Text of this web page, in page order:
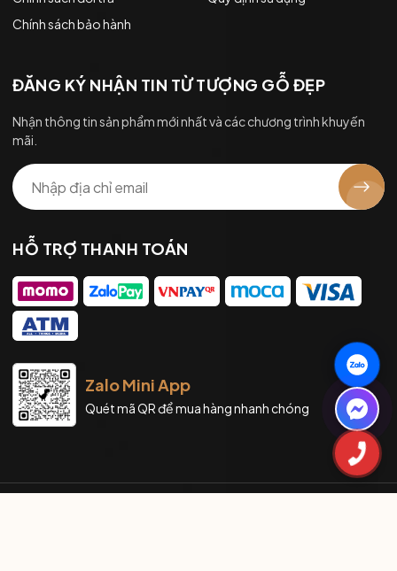
Chính sách bảo hành
ĐĂNG KÝ NHẬN TIN TỪ TƯỢNG GỖ ĐẸP
Nhận thông tin sản phẩm mới nhất và các chương trình khuyến
mãi.
HỖ TRỢ THANH TOÁN
Zalo Mini App
Quét mã QR để mua hàng nhanh chóng